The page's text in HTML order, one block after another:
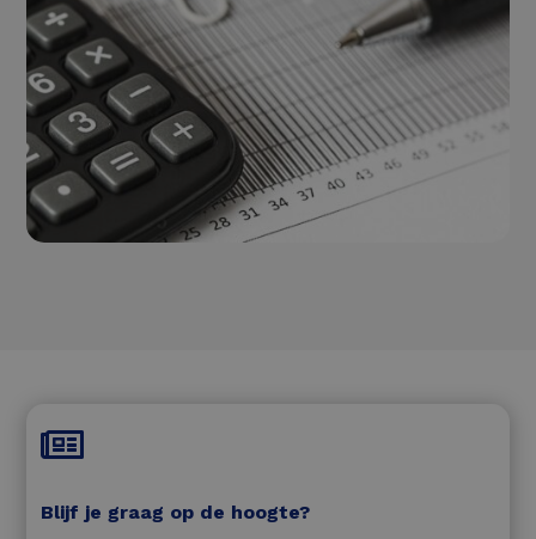

Blijf je graag op de hoogte?